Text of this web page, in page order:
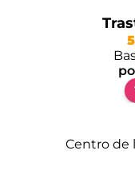
Centro de